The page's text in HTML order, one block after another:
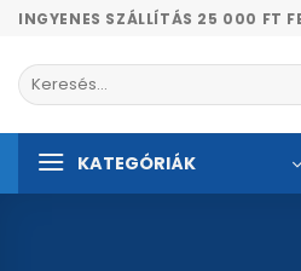
Skip
content
INGYENES SZÁLLÍTÁS 25 000 FT
Keresés
a
KATEGÓRIÁK